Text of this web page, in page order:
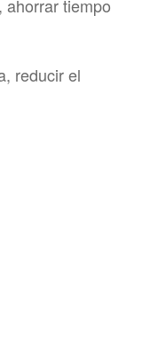
ahorrar tiempo
reducir el